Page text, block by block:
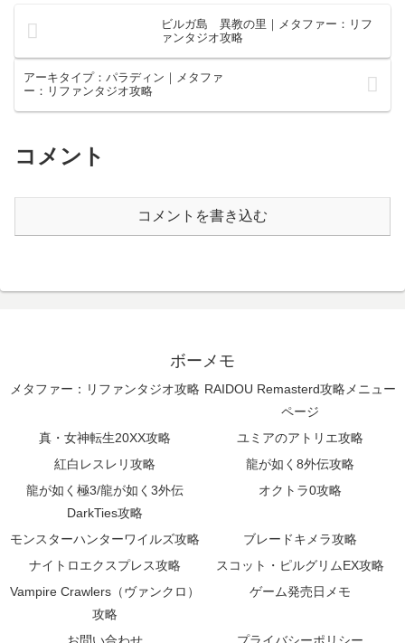
ビルガ島 異教の里｜メタファー：リフ
ァンタジオ攻略
アーキタイプ：パラディン｜メタファ
ー：リファンタジオ攻略
コメント
コメントを書き込む
ボーメモ
メタファー：リファンタジオ攻略 RAIDOU Remasterd攻略メニュー
ページ
真・女神転生20XX攻略
ユミアのアトリエ攻略
紅白レスレリ攻略
龍が如く8外伝攻略
龍が如く極3/龍が如く3外伝
DarkTies攻略
オクトラ0攻略
モンスターハンターワイルズ攻略
ブレードキメラ攻略
ナイトロエクスプレス攻略
スコット・ピルグリムEX攻略
Vampire Crawlers（ヴァンクロ）
攻略
ゲーム発売日メモ